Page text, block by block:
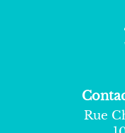
Rue